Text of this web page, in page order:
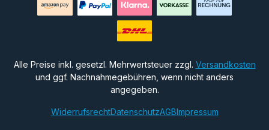
Alle Preise inkl. gesetzl. Mehrwertsteuer zzgl. Versandkosten
und ggf. Nachnahmegebühren, wenn nicht anders
angegeben.
WiderrufsrechtDatenschutzAGBImpressum